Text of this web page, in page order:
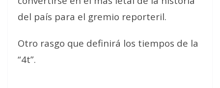
del país para el gremio reporteril.
Otro rasgo que definirá los tiempos de la
“4t”.